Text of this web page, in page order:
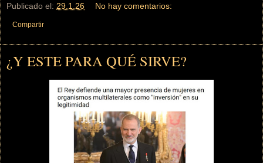
Publicado el: 29.1.26 No hay comentarios:
Compartir
¿Y ESTE PARA QUÉ SIRVE?